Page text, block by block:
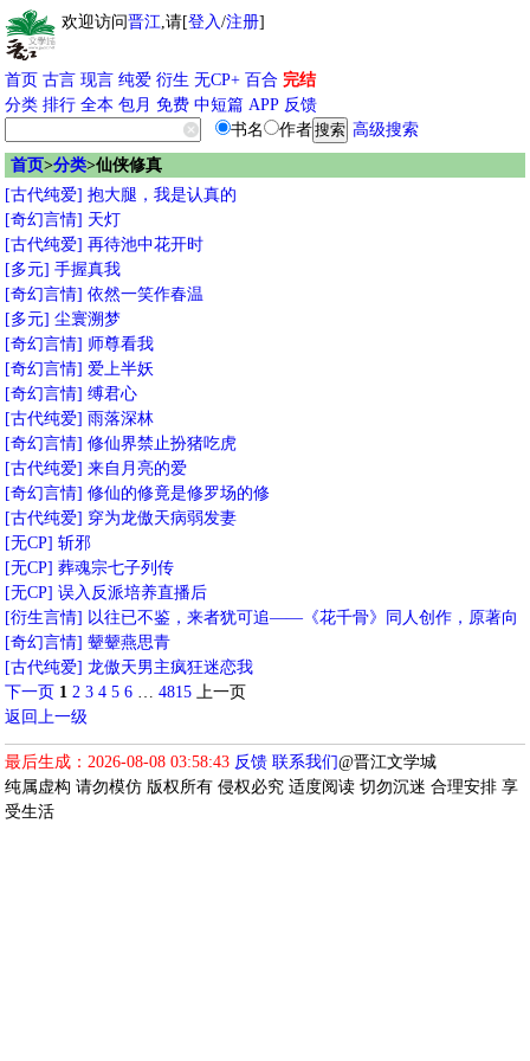
欢迎访问晋江,请[登入/注册]
首页 古言 现言 纯爱 衍生 无CP+ 百合 完结
分类 排行 全本 包月 免费 中短篇 APP 反馈
书名
作者
高级搜索
首页>分类>仙侠修真
[古代纯爱] 抱大腿，我是认真的
[奇幻言情] 天灯
[古代纯爱] 再待池中花开时
[多元] 手握真我
[奇幻言情] 依然一笑作春温
[多元] 尘寰溯梦
[奇幻言情] 师尊看我
[奇幻言情] 爱上半妖
[奇幻言情] 缚君心
[古代纯爱] 雨落深林
[奇幻言情] 修仙界禁止扮猪吃虎
[古代纯爱] 来自月亮的爱
[奇幻言情] 修仙的修竟是修罗场的修
[古代纯爱] 穿为龙傲天病弱发妻
[无CP] 斩邪
[无CP] 葬魂宗七子列传
[无CP] 误入反派培养直播后
[衍生言情] 以往已不鉴，来者犹可追——《花千骨》同人创作，原著向
[奇幻言情] 颦颦燕思青
[古代纯爱] 龙傲天男主疯狂迷恋我
下一页 1 2 3 4 5 6 … 4815 上一页
返回上一级
最后生成：2026-08-08 03:58:43 反馈 联系我们@晋江文学城
纯属虚构 请勿模仿 版权所有 侵权必究 适度阅读 切勿沉迷 合理安排 享
受生活